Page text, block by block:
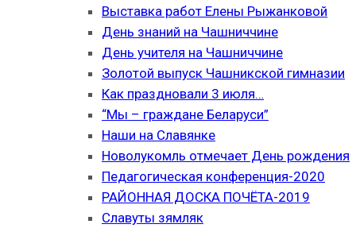
Выставка работ Елены Рыжанковой
День знаний на Чашниччине
День учителя на Чашниччине
Золотой выпуск Чашникской гимназии
Как праздновали 3 июля…
“Мы – граждане Беларуси”
Наши на Славянке
Новолукомль отмечает День рождения
Педагогическая конференция-2020
РАЙОННАЯ ДОСКА ПОЧЁТА-2019
Славуты зямляк